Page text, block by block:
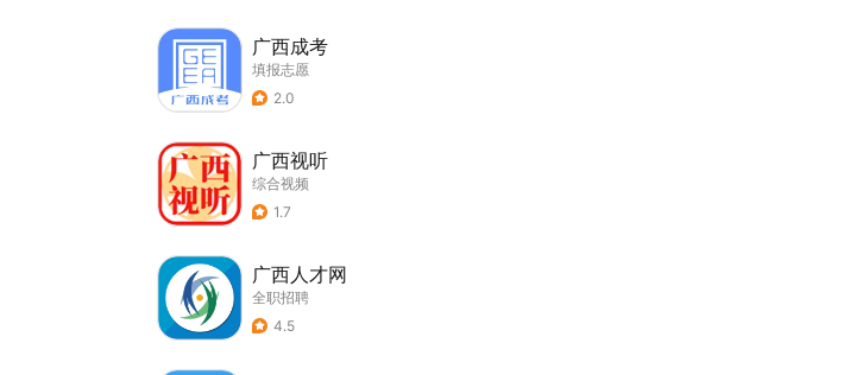
广西成考
填报志愿
2.0
广西视听
综合视频
1.7
广西人才网
全职招聘
4.5